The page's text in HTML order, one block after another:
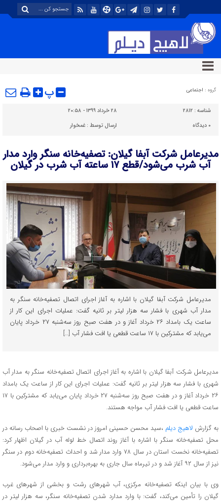
گروه : اجتماعی پ
شناسه : ۲۸۱۲
۲۸ خرداد ۱۳۹۹ - ۲۰:۵۸
۰ دیدگاه ارسال توسط :غمخوار
مدیرعامل شرکت آبفا گیلان: تصفیه‌خانه سنگر وارد مدار
آب شرب می‌شود/قطع ۱۷ ساعته آب شرب در گیلان
مدیرعامل شرکت آبفا گیلان با اشاره به آغاز اجرای اتصال تصفیه‌خانه سنگر به
مدار آب شهری با فشار سه هزار لیتر بر ثانیه گفت: عملیات اجرای این کار از
ساعت یک بامداد ۲۶ خرداد آغاز و در هفت صبح روز سه‌شنبه ۲۷ خرداد پایان
می‌یابد که مشترکین با ۱۷ ساعت قطعی یا افت فشار آب […]
مدیرعامل شرکت آبفا گیلان با اشاره به آغاز اجرای اتصال تصفیه‌خانه سنگر به مدار آب
شهری با فشار سه هزار لیتر بر ثانیه گفت: عملیات اجرای این کار از ساعت یک بامداد
۲۶ خرداد آغاز و در هفت صبح روز سه‌شنبه ۲۷ خرداد پایان می‌یابد که مشترکین با ۱۷
ساعت قطعی یا افت فشار آب مواجه هستند.
به گزارش لاهیج دیلم ،سید محسن حسینی امروز در نشست خبری با اصحاب رسانه در
محل تصفیه‌خانه سنگر با اشاره با آغاز روند اتصال خط لوله آب در گیلان اظهار کرد:
تصفیه‌خانه نخست استان در سال ۷۸ وارد مدار شد و احداث تصفیه‌خانه دوم در سنگر
نیز از سال ۹۲ آغاز شد و در تیرماه سال جاری به بهره‌برداری و وارد مدار می‌شود.
وی با بیان اینکه تصفیه‌خانه مرکزی، آب شهرهای رشت و بخشی از شهرهای غرب
گیلان را تأمین می‌کند، گفت: با وارد مدارد شدن تصفیه‌خانه سنگر، سه هزار لیتر در